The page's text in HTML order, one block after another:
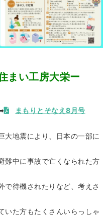
まい工房大栄ー
まもりとそなえ8月号
大地震により、日本の一部に
難中に事故で亡くなられた方
で待機されたりなど、考えさ
いた方もたくさんいらっしゃ